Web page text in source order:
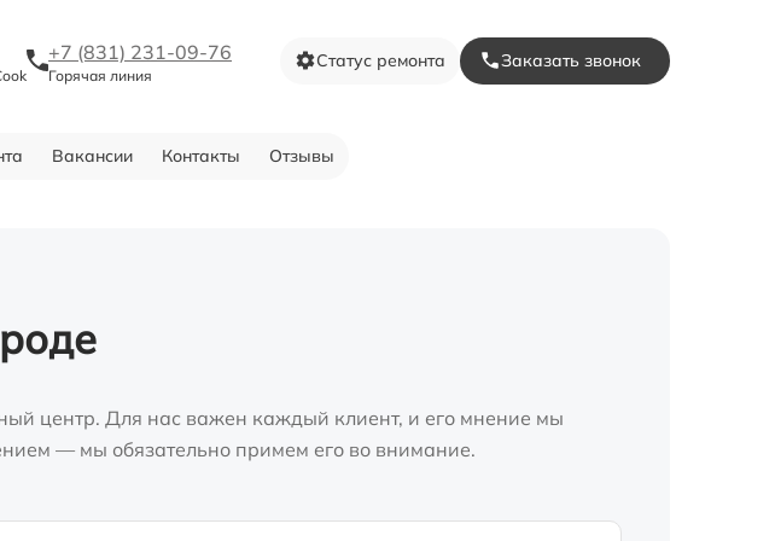
+7 (831) 231-09-76
Горячая линия
Статус ремонта Заказать звонок
Вакансии Контакты Отзывы
центр. Для нас важен каждый клиент, и его мнение мы
— мы обязательно примем его во внимание.